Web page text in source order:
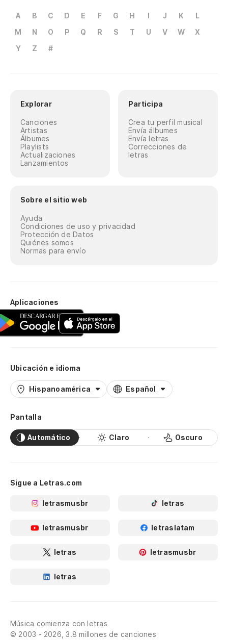
A B C D E F G H I J K
L
M
N O P Q R S T U V W
X
Y
Z #
Explorar
Canciones
Artistas
Álbumes
Playlists
Actualizaciones
Lanzamientos
Participa
Crea tu perfil musical
Envía álbumes
Envía letras
Correcciones de
letras
Sobre el sitio web
Ayuda
Condiciones de uso y privacidad
Protección de Datos
Quiénes somos
Normas para envío
Aplicaciones
Ubicación e idioma
Hispanoamérica Español
Pantalla
Automático Claro Oscuro
Sigue a Letras.com
letrasmusbr letras
letrasmusbr letraslatam
letras letrasmusbr
letras
Música comienza con letras
© 2003 - 2026, 3.8 millones de canciones